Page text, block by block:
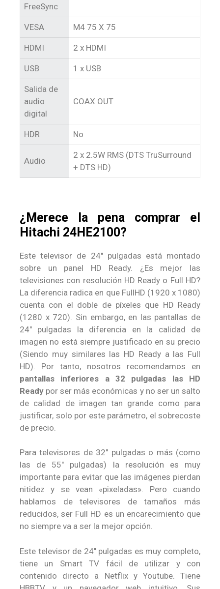
FreeSync
VESA M4 75 X 75
HDMI 2 x HDMI
USB 1 x USB
Salida de
audio
digital
COAX OUT
HDR No
Audio
2 x 2.5W RMS (DTS TruSurround
+ DTS HD)
¿Merece la pena comprar el
Hitachi 24HE2100?
Este televisor de 24″ pulgadas está montado
sobre un panel HD Ready. ¿Es mejor las
televisiones con resolución HD Ready o Full HD?
La diferencia radica en que FullHD (1920 x 1080)
cuenta con el doble de píxeles que HD Ready
(1280 x 720). Sin embargo, en las pantallas de
24″ pulgadas la diferencia en la calidad de
imagen no está siempre justificado en su precio
(Siendo muy similares las HD Ready a las Full
HD). Por tanto, nosotros recomendamos en
pantallas inferiores a 32 pulgadas las HD
Ready por ser más económicas y no ser un salto
de calidad de imagen tan grande como para
justificar, solo por este parámetro, el sobrecoste
de precio.
Para televisores de 32″ pulgadas o más (como
las de 55″ pulgadas) la resolución es muy
importante para evitar que las imágenes pierdan
nitidez y se vean «pixeladas». Pero cuando
hablamos de televisores de tamaños más
reducidos, ser Full HD es un encarecimiento que
no siempre va a ser la mejor opción.
Este televisor de 24″ pulgadas es muy completo,
tiene un Smart TV fácil de utilizar y con
contenido directo a Netflix y Youtube. Tiene